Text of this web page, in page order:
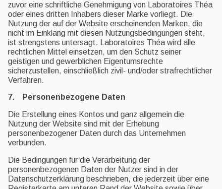
zuvor eine schriftliche Genehmigung von Laboratoires Théa
oder eines dritten Inhabers dieser Marke vorliegt. Die
Nutzung der auf der Website erscheinenden Marken, die
nicht im Einklang mit diesen Nutzungsbedingungen steht,
ist strengstens untersagt. Laboratoires Théa wird alle
rechtlichen Mittel einsetzen, um den Schutz seiner
geistigen und gewerblichen Eigentumsrechte
sicherzustellen, einschließlich zivil- und/oder strafrechtlicher
Verfahren.
7. Personenbezogene Daten
Die Erstellung eines Kontos und ganz allgemein die
Nutzung der Website sind mit der Erhebung
personenbezogener Daten durch das Unternehmen
verbunden.
Die Bedingungen für die Verarbeitung der
personenbezogenen Daten der Nutzer sind in der
Datenschutzerklärung beschrieben, die jederzeit über eine